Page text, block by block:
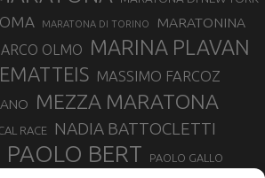
MARATONA DI TORINO MARATONINA
OLMO MARINA PLAVAN
MASSIMO FARCOZ
MEZZA MARATONA
RACE NADIA BATTOCLETTI
PAOLO BERT PAOLO GALLO